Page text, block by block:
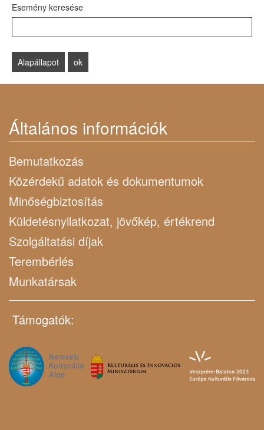
Esemény keresése
Általános információk
Bemutatkozás
Közérdekű adatok és dokumentumok
Minőségbiztosítás
Küldetésnyilatkozat, jövőkép, értékrend
Szolgáltatási díjak
Terembérlés
Munkatársak
Támogatók: